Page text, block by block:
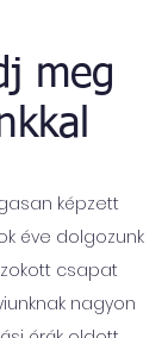
meg
képzett
éve dolgozunk
csapat
nagyon